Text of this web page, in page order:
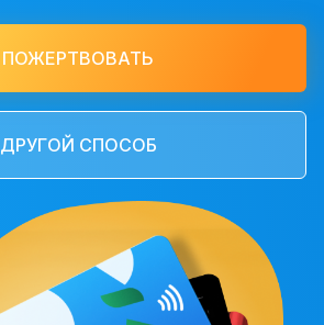
ПОЖЕРТВОВАТЬ
ДРУГОЙ СПОСОБ